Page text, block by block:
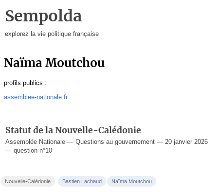
Sempolda
explorez la vie politique française
Naïma Moutchou
profils publics :
assemblee-nationale.fr
Statut de la Nouvelle-Calédonie
Assemblée Nationale — Questions au gouvernement — 20 janvier 2026
— question n°10
Nouvelle-Calédonie Bastien Lachaud Naïma Moutchou